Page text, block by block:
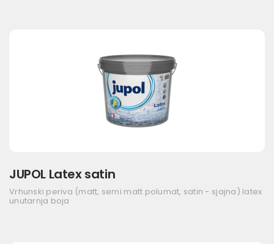
JUPOL Latex satin
Vrhunski periva (matt, semi matt polumat, satin - sjajna) latex
unutarnja boja